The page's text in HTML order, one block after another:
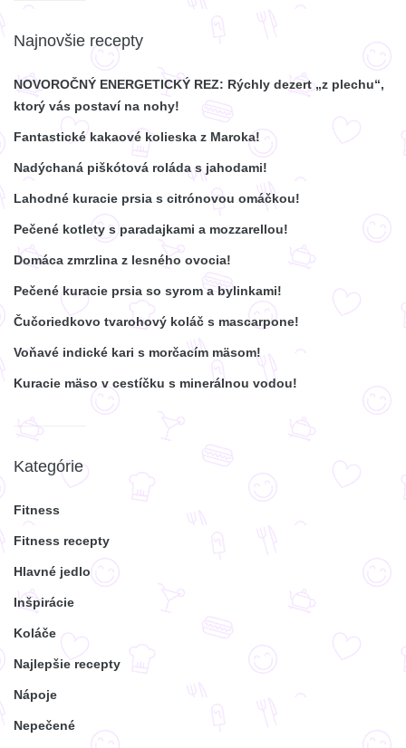
Najnovšie recepty
NOVOROČNÝ ENERGETICKÝ REZ: Rýchly dezert „z plechu“,
ktorý vás postaví na nohy!
Fantastické kakaové kolieska z Maroka!
Nadýchaná piškótová roláda s jahodami!
Lahodné kuracie prsia s citrónovou omáčkou!
Pečené kotlety s paradajkami a mozzarellou!
Domáca zmrzlina z lesného ovocia!
Pečené kuracie prsia so syrom a bylinkami!
Čučoriedkovo tvarohový koláč s mascarpone!
Voňavé indické kari s morčacím mäsom!
Kuracie mäso v cestíčku s minerálnou vodou!
Kategórie
Fitness
Fitness recepty
Hlavné jedlo
Inšpirácie
Koláče
Najlepšie recepty
Nápoje
Nepečené